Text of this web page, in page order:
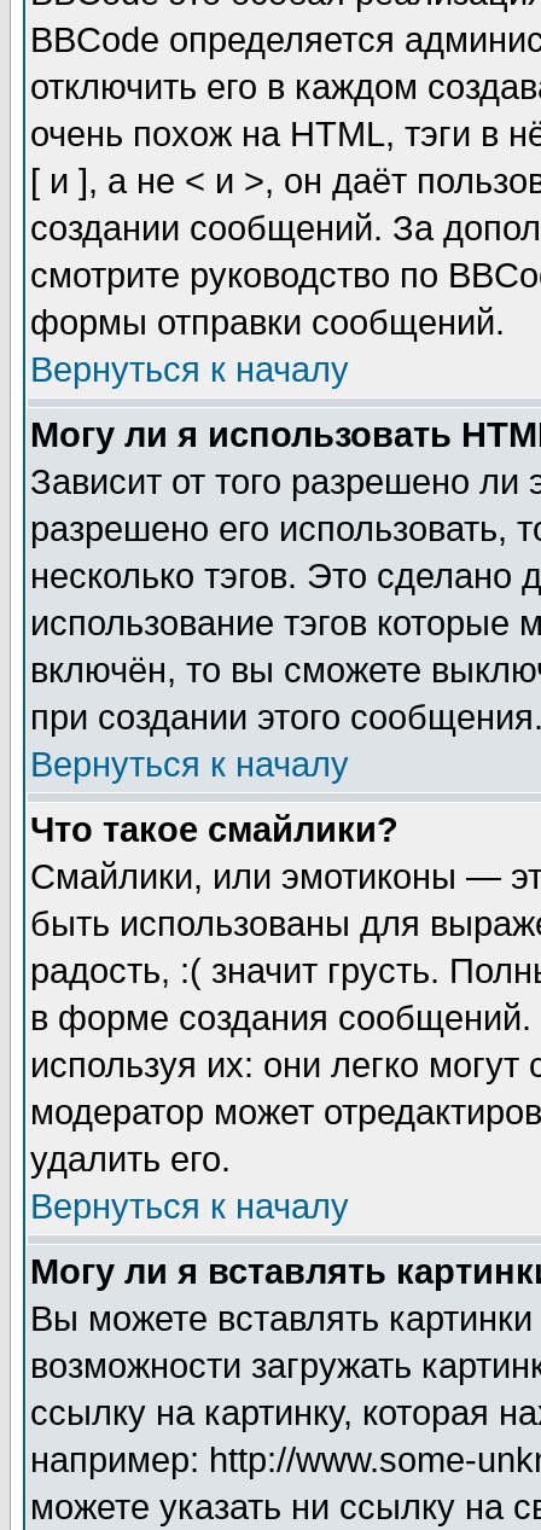
BBCode определяется
отключить его в каждом
очень похож на HTML, тэги в
[ и ], а не < и >, он даёт
создании сообщений. За
смотрите руководство по
формы отправки сообщений.
Вернуться к началу
Могу ли я использовать
Зависит от того разрешено
разрешено его использовать,
несколько тэгов. Это сделано
использование тэгов
включён, то вы сможете
при создании этого
Вернуться к началу
Что такое смайлики?
Смайлики, или эмотиконы —
быть использованы для
радость, :( значит грусть.
в форме создания сообщений.
используя их: они легко
модератор может
удалить его.
Вернуться к началу
Могу ли я вставлять
Вы можете вставлять
возможности загружать
ссылку на картинку, которая
например: http://www.some-
можете указать ни ссылку на